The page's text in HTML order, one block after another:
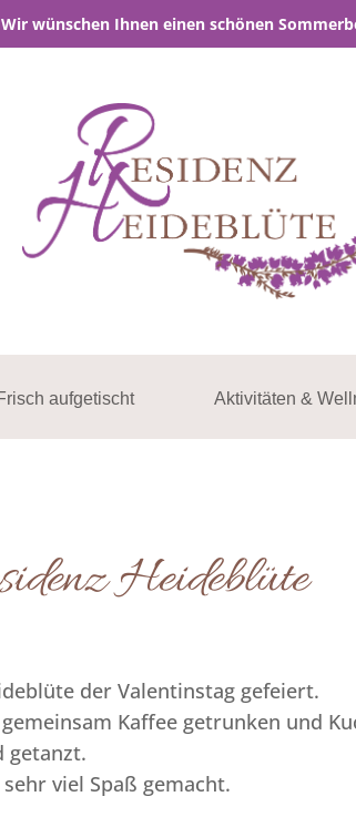
Wir wünschen Ihnen einen schönen
aufgetischt Aktivitäten &
Heideblüte
der Valentinstag gefeiert.
Kaffee getrunken und
getanzt.
viel Spaß gemacht.